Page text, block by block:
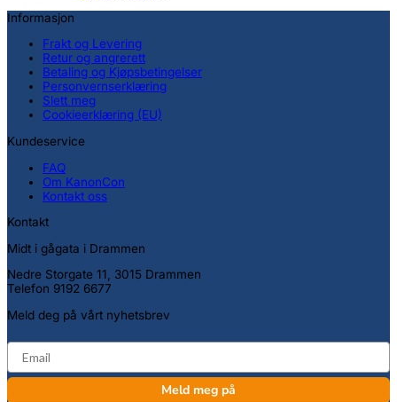
Informasjon
Frakt og Levering
Retur og angrerett
Betaling og Kjøpsbetingelser
Personvernserklæring
Slett meg
Cookieerklæring (EU)
Kundeservice
FAQ
Om KanonCon
Kontakt oss
Kontakt
Midt i gågata i Drammen
Nedre Storgate 11, 3015 Drammen
Telefon 9192 6677
Meld deg på vårt nyhetsbrev
email
Meld meg på